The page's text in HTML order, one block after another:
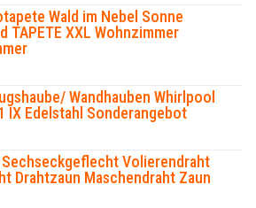
Wald im Nebel Sonne
TAPETE XXL Wohnzimmer
Wandhauben Whirlpool
IX Edelstahl Sonderangebot
Volierendraht
Drahtzaun Maschendraht Zaun